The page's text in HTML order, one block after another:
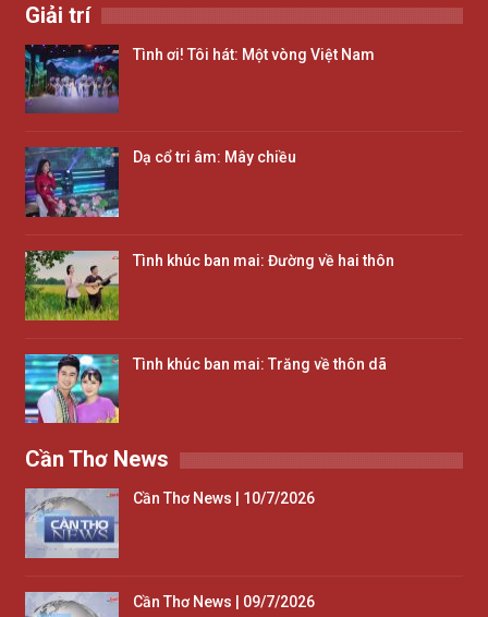
Giải trí
Tình ơi! Tôi hát: Một vòng Việt Nam
Dạ cổ tri âm: Mây chiều
Tình khúc ban mai: Đường về hai thôn
Tình khúc ban mai: Trăng về thôn dã
Cần Thơ News
Cần Thơ News | 10/7/2026
Cần Thơ News | 09/7/2026